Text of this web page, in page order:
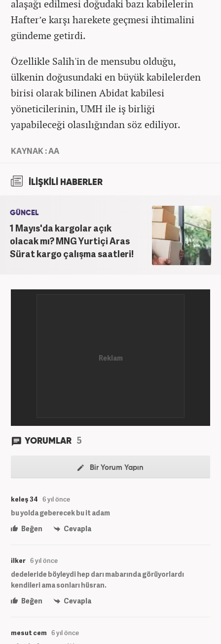
alaşağı edilmesi doğudaki bazı kabilelerin
Hafter’e karşı harekete geçmesi ihtimalini
gündeme getirdi.
Özellikle Salih'in de mensubu olduğu,
ülkenin doğusundaki en büyük kabilelerden
birisi olarak bilinen Abidat kabilesi
yöneticilerinin, UMH ile iş birliği
yapabileceği olasılığından söz ediliyor.
KAYNAK : AA
İLİŞKİLİ HABERLER
GÜNCEL
1 Mayıs'da kargolar açık
olacak mı? MNG Yurtiçi Aras
Sürat kargo çalışma saatleri!
YORUMLAR 5
Bir Yorum Yapın
keleş 34 6 yıl önce
bu yolda geberecek bu it adam
Beğen
Cevapla
ilker 6 yıl önce
dedeleride böyleydi hep darı mabarında görüyorlardı
kendileri ama sonları hüsran.
Beğen
Cevapla
mesut cem 6 yıl önce